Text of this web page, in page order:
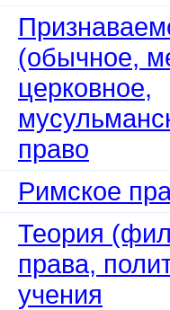
(обычное,
церковное,
право
Римское
Теория
права,
учения